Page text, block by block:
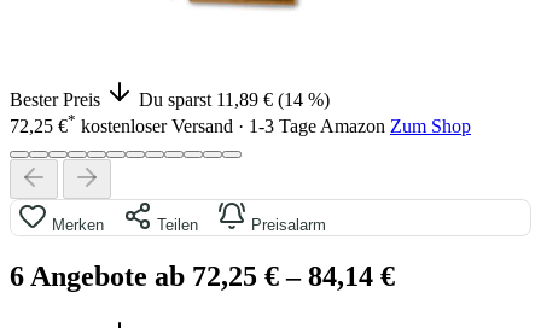
Bester Preis
Du sparst 11,89 € (14 %)
72,25 €* kostenloser Versand · 1-3 Tage Amazon Zum Shop
Merken Teilen Preisalarm
6 Angebote ab 72,25 €– 84,14 €